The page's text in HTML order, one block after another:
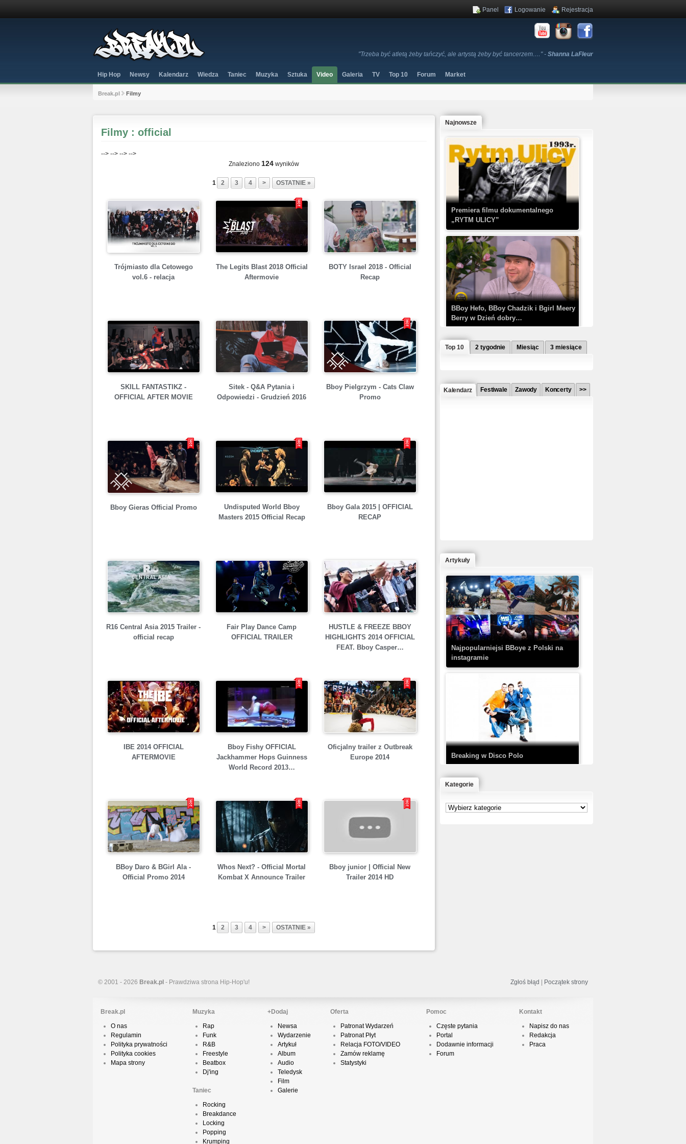
"Trzeba być atletą żeby tańczyć, ale artystą żeby być tancerzem.…" - Shanna LaFleur
Panel Logowanie Rejestracja
Hip Hop Newsy Kalendarz Wiedza Taniec Muzyka Sztuka Video Galeria TV Top 10 Forum Market
Break.pl Filmy
Filmy : official
--> --> --> -->
Znaleziono 124 wyników
1 2 3 4 > OSTATNIE »
Trójmiasto dla Cetowego
vol.6 - relacja
The Legits Blast 2018 Official
Aftermovie
BOTY Israel 2018 - Official
Recap
SKILL FANTASTIKZ -
OFFICIAL AFTER MOVIE
Sitek - Q&A Pytania i
Odpowiedzi - Grudzień 2016
Bboy Pielgrzym - Cats Claw
Promo
Bboy Gieras Official Promo
Undisputed World Bboy
Masters 2015 Official Recap
Bboy Gala 2015 | OFFICIAL
RECAP
R16 Central Asia 2015 Trailer -
official recap
Fair Play Dance Camp
OFFICIAL TRAILER
HUSTLE & FREEZE BBOY
HIGHLIGHTS 2014 OFFICIAL
FEAT. Bboy Casper…
IBE 2014 OFFICIAL
AFTERMOVIE
Bboy Fishy OFFICIAL
Jackhammer Hops Guinness
World Record 2013…
Oficjalny trailer z Outbreak
Europe 2014
BBoy Daro & BGirl Ala -
Official Promo 2014
Whos Next? - Official Mortal
Kombat X Announce Trailer
Bboy junior | Official New
Trailer 2014 HD
1 2 3 4 > OSTATNIE »
Najnowsze
Premiera filmu dokumentalnego
„RYTM ULICY”
BBoy Hefo, BBoy Chadzik i Bgirl Meery
Berry w Dzień dobry…
Kaczorex w najnowszym klipie: HRYPA
– Kobieta z walizką
TEDE & SIR MICH - KICKDOWN /
DISCO NOIR
Prod. Chubeats, Scratch:…
Top 10 2 tygodnie Miesiąc 3 miesiące
Kalendarz Festiwale Zawody Koncerty >>
Artykuły
Najpopularniejsi BBoye z Polski na
instagramie
Breaking w Disco Polo
Podsumowanie roku 2018 w Polskim
Kategorie
© 2001 - 2026 Break.pl - Prawdziwa strona Hip-Hop'u! Zgłoś błąd Początek strony
Break.pl
O nas
Regulamin
Polityka prywatności
Polityka cookies
Mapa strony
Muzyka
Rap
Funk
R&B
Freestyle
Beatbox
Dj'ing
Taniec
Rocking
Breakdance
Locking
Popping
Krumping
+Dodaj
Newsa
Wydarzenie
Artykuł
Album
Audio
Teledysk
Film
Galerie
Oferta
Patronat Wydarzeń
Patronat Płyt
Relacja FOTO/VIDEO
Zamów reklamę
Statystyki
Pomoc
Częste pytania
Portal
Dodawnie informacji
Forum
Kontakt
Napisz do nas
Redakcja
Praca